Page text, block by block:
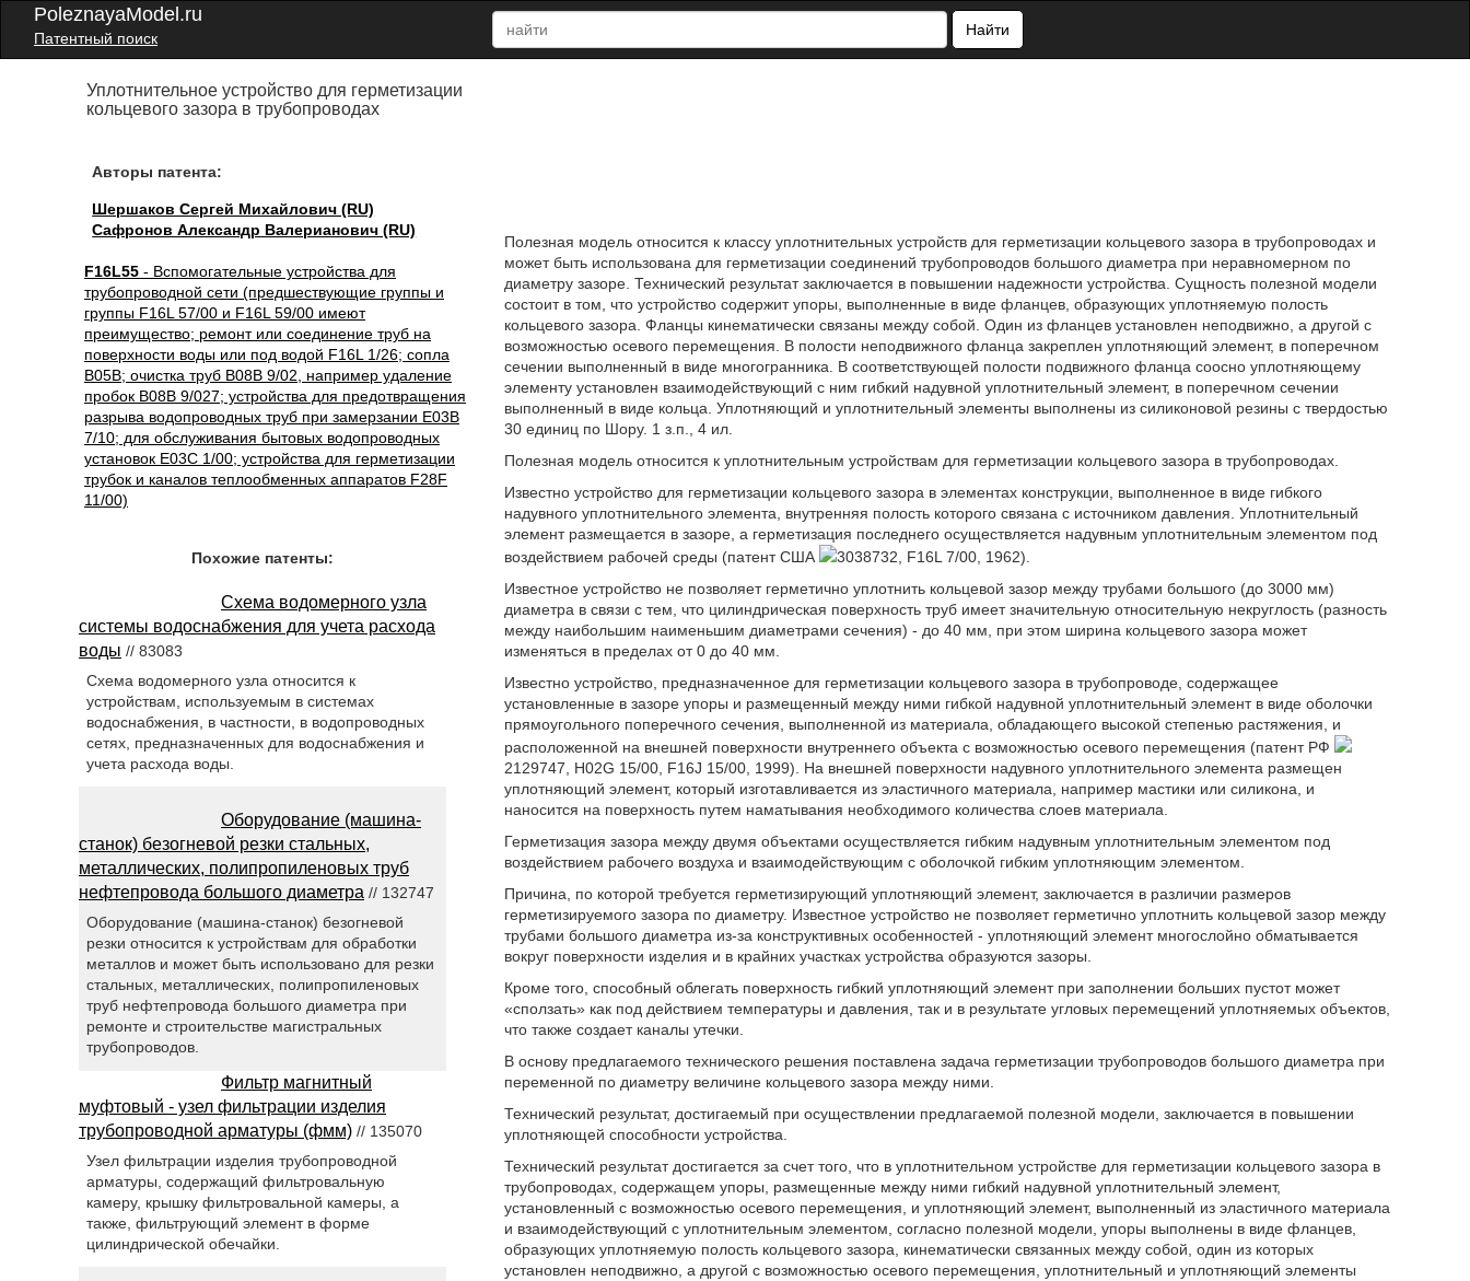
PoleznayaModel.ru
Патентный поиск
Найти
Уплотнительное устройство для герметизации
кольцевого зазора в трубопроводах
Авторы патента:
Шершаков Сергей Михайлович (RU)
Сафронов Александр Валерианович (RU)
F16L55 - Вспомогательные устройства для
трубопроводной сети (предшествующие группы и
группы F16L 57/00 и F16L 59/00 имеют
преимущество; ремонт или соединение труб на
поверхности воды или под водой F16L 1/26; сопла
B05B; очистка труб B08B 9/02, например удаление
пробок B08B 9/027; устройства для предотвращения
разрыва водопроводных труб при замерзании E03B
7/10; для обслуживания бытовых водопроводных
установок E03C 1/00; устройства для герметизации
трубок и каналов теплообменных аппаратов F28F
11/00)
Полезная модель относится к классу уплотнительных устройств для герметизации кольцевого зазора в трубопроводах и
может быть использована для герметизации соединений трубопроводов большого диаметра при неравномерном по
диаметру зазоре. Технический результат заключается в повышении надежности устройства. Сущность полезной модели
состоит в том, что устройство содержит упоры, выполненные в виде фланцев, образующих уплотняемую полость
кольцевого зазора. Фланцы кинематически связаны между собой. Один из фланцев установлен неподвижно, а другой с
возможностью осевого перемещения. В полости неподвижного фланца закреплен уплотняющий элемент, в поперечном
сечении выполненный в виде многогранника. В соответствующей полости подвижного фланца соосно уплотняющему
элементу установлен взаимодействующий с ним гибкий надувной уплотнительный элемент, в поперечном сечении
выполненный в виде кольца. Уплотняющий и уплотнительный элементы выполнены из силиконовой резины с твердостью
30 единиц по Шору. 1 з.п., 4 ил.
Полезная модель относится к уплотнительным устройствам для герметизации кольцевого зазора в трубопроводах.
Известно устройство для герметизации кольцевого зазора в элементах конструкции, выполненное в виде гибкого
надувного уплотнительного элемента, внутренняя полость которого связана с источником давления. Уплотнительный
элемент размещается в зазоре, а герметизация последнего осуществляется надувным уплотнительным элементом под
воздействием рабочей среды (патент США
3038732, F16L 7/00, 1962).
Известное устройство не позволяет герметично уплотнить кольцевой зазор между трубами большого (до 3000 мм)
диаметра в связи с тем, что цилиндрическая поверхность труб имеет значительную относительную некруглость (разность
между наибольшим наименьшим диаметрами сечения) - до 40 мм, при этом ширина кольцевого зазора может
изменяться в пределах от 0 до 40 мм.
Известно устройство, предназначенное для герметизации кольцевого зазора в трубопроводе, содержащее
установленные в зазоре упоры и размещенный между ними гибкой надувной уплотнительный элемент в виде оболочки
прямоугольного поперечного сечения, выполненной из материала, обладающего высокой степенью растяжения, и
расположенной на внешней поверхности внутреннего объекта с возможностью осевого перемещения (патент РФ
2129747, H02G 15/00, F16J 15/00, 1999). На внешней поверхности надувного уплотнительного элемента размещен
уплотняющий элемент, который изготавливается из эластичного материала, например мастики или силикона, и
наносится на поверхность путем наматывания необходимого количества слоев материала.
Герметизация зазора между двумя объектами осуществляется гибким надувным уплотнительным элементом под
воздействием рабочего воздуха и взаимодействующим с оболочкой гибким уплотняющим элементом.
Причина, по которой требуется герметизирующий уплотняющий элемент, заключается в различии размеров
герметизируемого зазора по диаметру. Известное устройство не позволяет герметично уплотнить кольцевой зазор между
трубами большого диаметра из-за конструктивных особенностей - уплотняющий элемент многослойно обматывается
вокруг поверхности изделия и в крайних участках устройства образуются зазоры.
Кроме того, способный облегать поверхность гибкий уплотняющий элемент при заполнении больших пустот может
«сползать» как под действием температуры и давления, так и в результате угловых перемещений уплотняемых объектов,
что также создает каналы утечки.
В основу предлагаемого технического решения поставлена задача герметизации трубопроводов большого диаметра при
переменной по диаметру величине кольцевого зазора между ними.
Технический результат, достигаемый при осуществлении предлагаемой полезной модели, заключается в повышении
уплотняющей способности устройства.
Технический результат достигается за счет того, что в уплотнительном устройстве для герметизации кольцевого зазора в
трубопроводах, содержащем упоры, размещенные между ними гибкий надувной уплотнительный элемент,
установленный с возможностью осевого перемещения, и уплотняющий элемент, выполненный из эластичного материала
и взаимодействующий с уплотнительным элементом, согласно полезной модели, упоры выполнены в виде фланцев,
образующих уплотняемую полость кольцевого зазора, кинематически связанных между собой, один из которых
установлен неподвижно, а другой с возможностью осевого перемещения, уплотнительный и уплотняющий элементы
Похожие патенты:
Схема водомерного узла
системы водоснабжения для учета расхода
воды // 83083
Схема водомерного узла относится к
устройствам, используемым в системах
водоснабжения, в частности, в водопроводных
сетях, предназначенных для водоснабжения и
учета расхода воды.
Оборудование (машина-
станок) безогневой резки стальных,
металлических, полипропиленовых труб
нефтепровода большого диаметра // 132747
Оборудование (машина-станок) безогневой
резки относится к устройствам для обработки
металлов и может быть использовано для резки
стальных, металлических, полипропиленовых
труб нефтепровода большого диаметра при
ремонте и строительстве магистральных
трубопроводов.
Фильтр магнитный
муфтовый - узел фильтрации изделия
трубопроводной арматуры (фмм) // 135070
Узел фильтрации изделия трубопроводной
арматуры, содержащий фильтровальную
камеру, крышку фильтровальной камеры, а
также, фильтрующий элемент в форме
цилиндрической обечайки.